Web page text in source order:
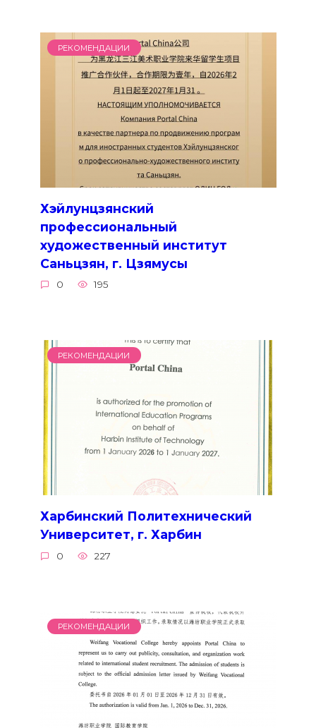
РЕКОМЕНДАЦИИ
Хэйлунцзянский
профессиональный
художественный институт
Саньцзян, г. Цзямусы
0 195
РЕКОМЕНДАЦИИ
Харбинский Политехнический
Университет, г. Харбин
0 227
РЕКОМЕНДАЦИИ